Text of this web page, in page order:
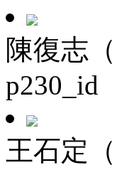
陳復志（
p230_id
王石定（